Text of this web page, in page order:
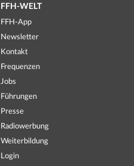
FFH-WELT
FFH-App
Newsletter
Kontakt
Frequenzen
Jobs
Führungen
Presse
Radiowerbung
Weiterbildung
Login